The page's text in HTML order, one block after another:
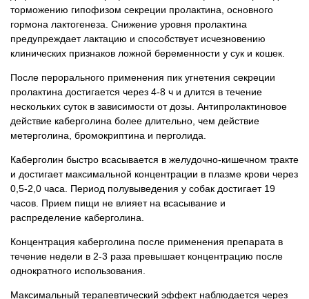
торможению гипофизом секреции пролактина, основного
гормона лактогенеза. Снижение уровня пролактина
предупреждает лактацию и способствует исчезновению
клинических признаков ложной беременности у сук и кошек.
После перорального применения пик угнетения секреции
пролактина достигается через 4-8 ч и длится в течение
нескольких суток в зависимости от дозы. Антипролактиновое
действие каберголина более длительно, чем действие
метерголина, бромокриптина и перголида.
Каберголин быстро всасывается в желудочно-кишечном тракте
и достигает максимальной концентрации в плазме крови через
0,5-2,0 часа. Период полувыведения у собак достигает 19
часов. Прием пищи не влияет на всасывание и
распределение каберголина.
Концентрация каберголина после применения препарата в
течение недели в 2-3 раза превышает концентрацию после
однократного использования.
Максимальный терапевтический эффект наблюдается через